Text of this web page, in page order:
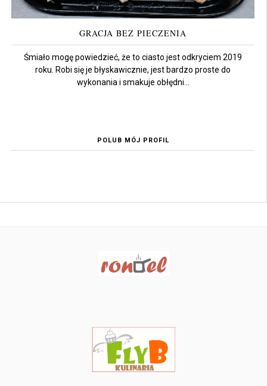
GRACJA BEZ PIECZENIA
Śmiało mogę powiedzieć, że to ciasto jest odkryciem 2019
roku. Robi się je błyskawicznie, jest bardzo proste do
wykonania i smakuje obłędni...
POLUB MÓJ PROFIL